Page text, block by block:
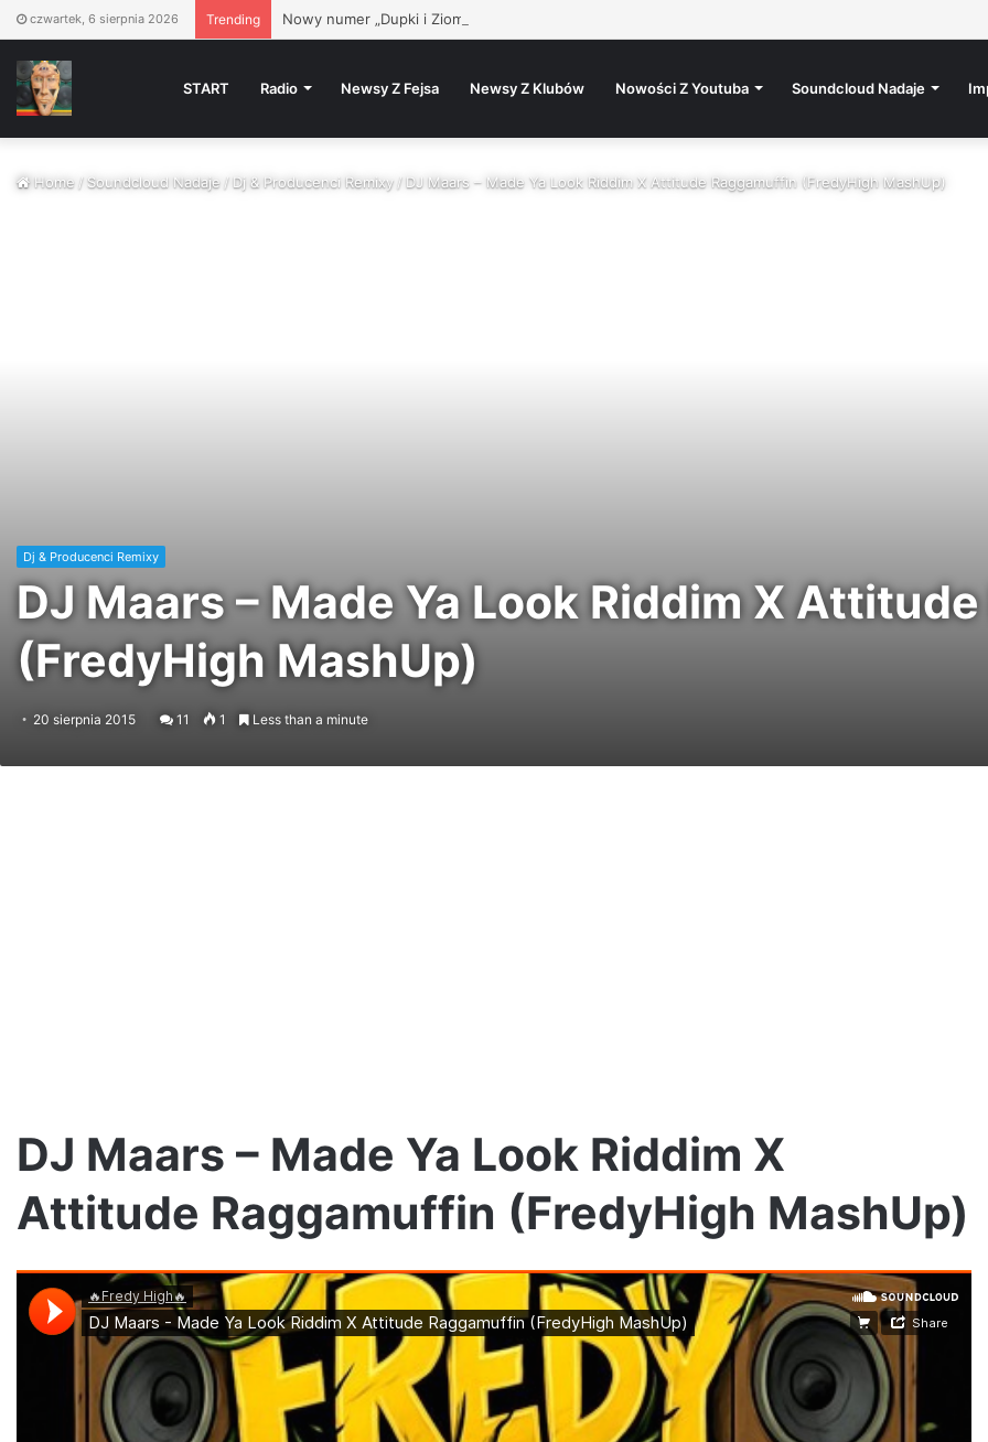
czwartek, 6 sierpnia 2026 Trending Nowy numer „Dupki i Ziomki” już jutro na kanale Altereggo Records #altereggo #rap #rolka #hiphop
START Radio Newsy Z Fejsa Newsy Z Klubów Nowości Z Youtuba Soundcloud Nadaje
Home/Soundcloud Nadaje/Dj & Producenci Remixy/DJ Maars – Made Ya Look Riddim X Attitude Raggamuffin (FredyHigh MashUp)
Dj & Producenci Remixy
DJ Maars – Made Ya Look Riddim X
(FredyHigh MashUp)
20 sierpnia 2015 11 1 Less than a minute
DJ Maars – Made Ya Look Riddim X
Attitude Raggamuffin (FredyHigh MashUp)
już jutro na
#rap
Jano
w
Step
Records!
5 dni ago
Jano PW w Step Records!
TEDE
ERMAXXY
/
prod.
Yottsu
[LIVE
VIDEO]1 tydzień ago
TEDE – ERMAXXY / prod. Yottsu [LIVE
VIDEO]